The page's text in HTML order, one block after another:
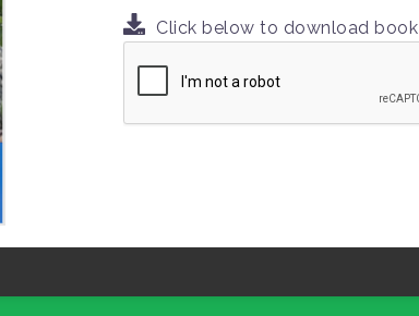
Click below to download book